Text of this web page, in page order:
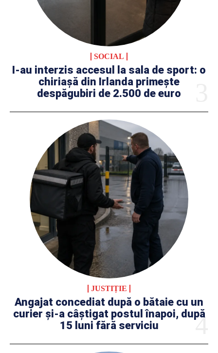
SOCIAL
I-au interzis accesul la sala de sport: o
chiriașă din Irlanda primește
despăgubiri de 2.500 de euro
JUSTIȚIE
Angajat concediat după o bătaie cu un
curier și-a câștigat postul înapoi, după
15 luni fără serviciu